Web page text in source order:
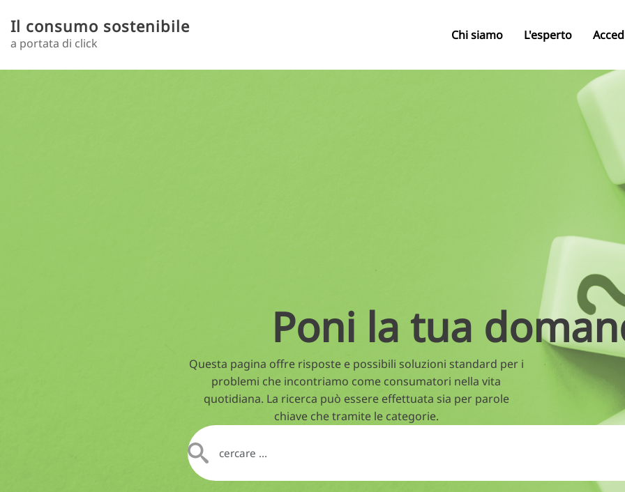
Il consumo sostenibile
a portata di click
Chi siamo L'esperto
Poni la tua
Questa pagina offre risposte e possibili soluzioni standard per i
problemi che incontriamo come consumatori nella vita
quotidiana. La ricerca può essere effettuata sia per parole
chiave che tramite le categorie.